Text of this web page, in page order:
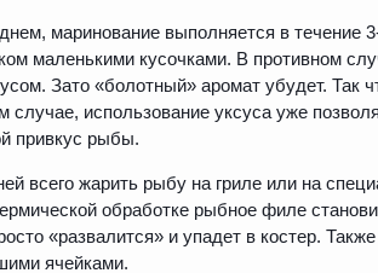
маринование выполняется в течение
маленькими кусочками. В противном
Зато «болотный» аромат убудет. Так
случае, использование уксуса уже
привкус рыбы.
всего жарить рыбу на гриле или на
обработке рыбное филе
«развалится» и упадет в костер.
ячейками.